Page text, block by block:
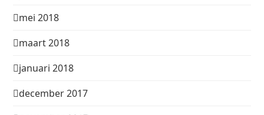
mei 2018
maart 2018
januari 2018
december 2017